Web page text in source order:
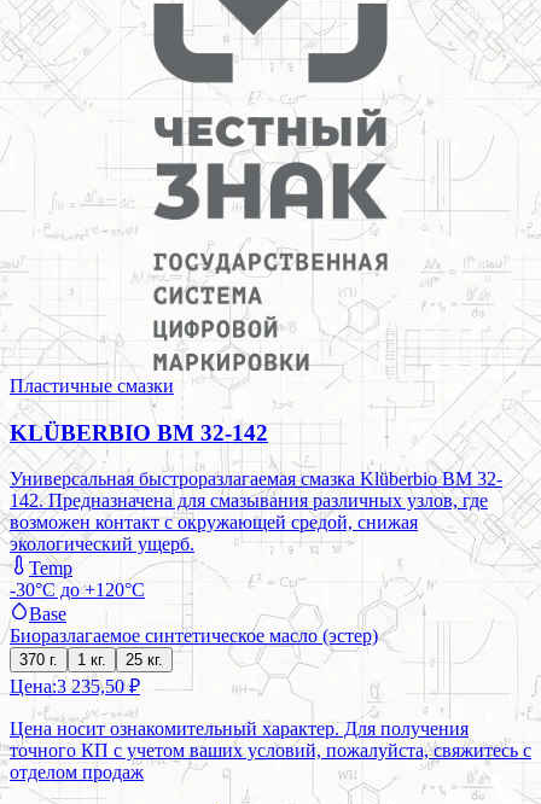
Пластичные смазки
KLÜBERBIO BM 32-142
Универсальная быстроразлагаемая смазка Klüberbio BM 32-
142. Предназначена для смазывания различных узлов, где
возможен контакт с окружающей средой, снижая
экологический ущерб.
Temp
-30°C до +120°C
Base
Биоразлагаемое синтетическое масло (эстер)
370 г. 1 кг. 25 кг.
Цена:3 235,50 ₽
Цена носит ознакомительный характер. Для получения
точного КП с учетом ваших условий, пожалуйста, свяжитесь с
отделом продаж